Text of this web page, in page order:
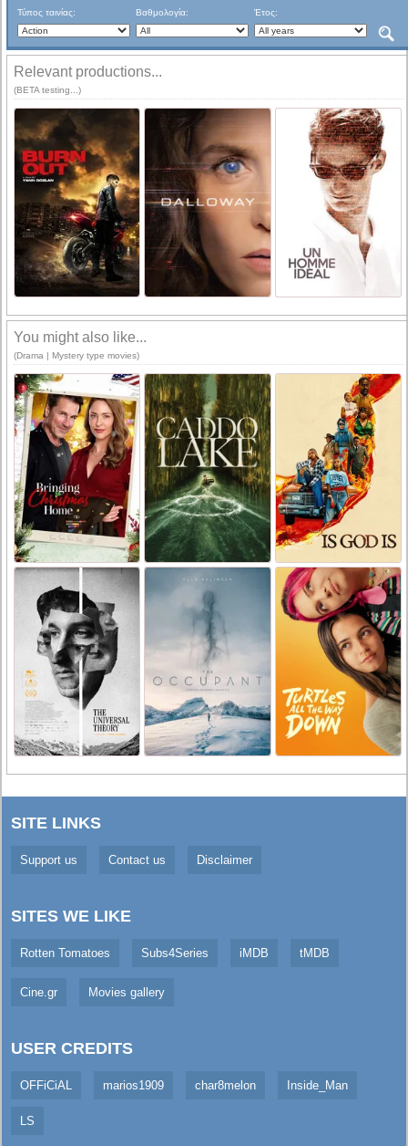
Τύπος ταινίας: Βαθμολογία: Έτος:
Relevant productions...
(BETA testing...)
You might also like...
(Drama | Mystery type movies)
SITE LINKS
Support us Contact us Disclaimer
SITES WE LIKE
Rotten Tomatoes Subs4Series iMDB tMDB
Cine.gr Movies gallery
USER CREDITS
OFFiCiAL marios1909 char8melon Inside_Man
LS